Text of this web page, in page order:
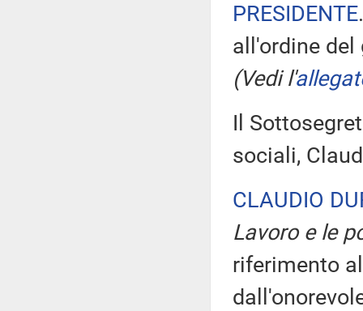
PRESIDENTE
all'ordine
(Vedi l'
Il
sociali,
CLAUDIO
Lavoro e le
riferimento